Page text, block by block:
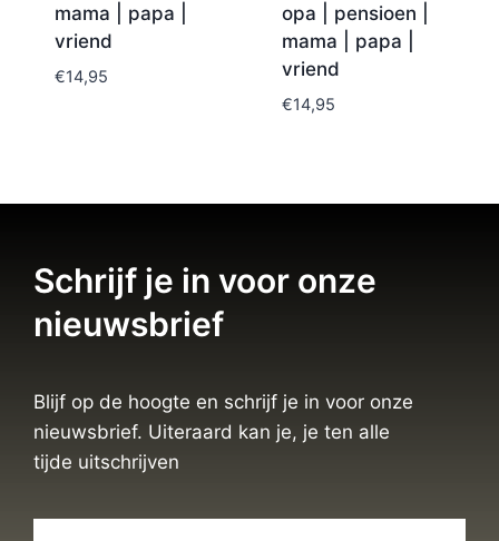
mama | papa |
vriend
€14,95
opa | pensioen |
mama | papa |
vriend
€14,95
Schrijf je in voor onze
nieuwsbrief
Blijf op de hoogte en schrijf je in voor onze
nieuwsbrief. Uiteraard kan je, je ten alle
tijde uitschrijven